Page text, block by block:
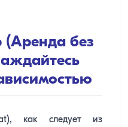
(Аренда без
как следует из